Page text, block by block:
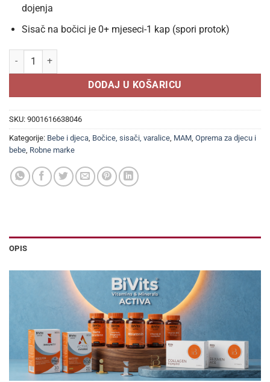
dojenja
Sisač na bočici je 0+ mjeseci-1 kap (spori protok)
MAM Feel Good 0+ mjeseci 170ml, Staklena bočica količina
DODAJ U KOŠARICU
SKU: 9001616638046
Kategorije: Bebe i djeca Bočice, sisači, varalice MAM Oprema za djecu i
bebe Robne marke
OPIS